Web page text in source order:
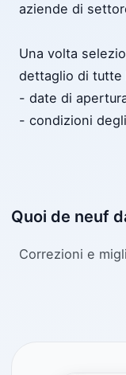
aziende di
Una volta
dettaglio di tutte
- date di
- condizioni
Quoi de neuf
Correzioni e